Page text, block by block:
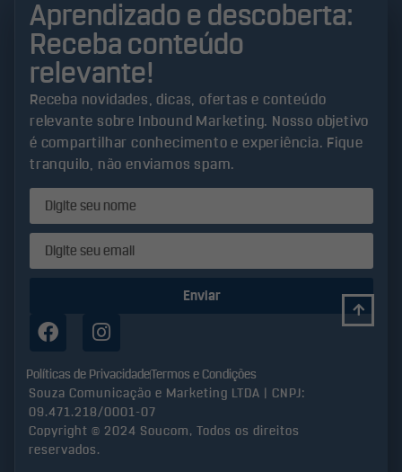
Aprendizado e descoberta:
Receba conteúdo
relevante!
Receba novidades, dicas, ofertas e conteúdo
relevante sobre Inbound Marketing. Nosso objetivo
é compartilhar conhecimento e experiência. Fique
tranquilo, não enviamos spam.
Enviar
Políticas de PrivacidadeTermos e Condições
Souza Comunicação e Marketing LTDA | CNPJ:
09.471.218/0001-07
Copyright © 2024 Soucom, Todos os direitos
reservados.